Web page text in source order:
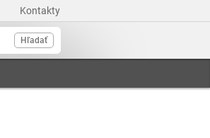
Kontakty
Hľadať